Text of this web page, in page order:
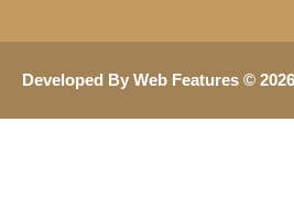
Developed By Web Features ©